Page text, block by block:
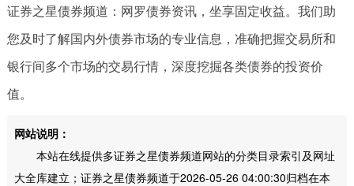
证券之星债券频道：网罗债券资讯，坐享固定收益。我们助
您及时了解国内外债券市场的专业信息，准确把握交易所和
银行间多个市场的交易行情，深度挖掘各类债券的投资价
值。
网站说明：
本站在线提供多证券之星债券频道网站的分类目录索引及网址
大全库建立；证券之星债券频道于2026-05-26 04:00:30归档在本